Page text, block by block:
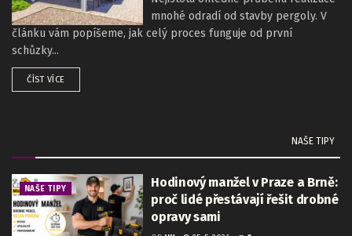
mnohé odradí od stavby pergoly. V
článku vám popíšeme, jak celý proces funguje od první
schůzky...
ČÍST VÍCE
NAŠE TIPY
NAŠE TIPY
Hodinový manžel v Praze a Brně:
proč lidé přestávají řešit drobné
opravy sami